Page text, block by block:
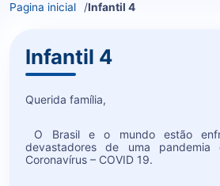
conteudo
Pagina inicial Infantil 4
Infantil 4
Querida família,
O Brasil e o mundo estão
devastadores de uma pandemia
Coronavírus – COVID 19.